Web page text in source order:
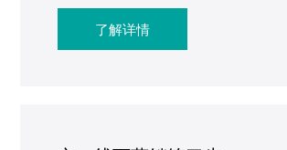
运营中心：销售运营、市场策划、
了解详情